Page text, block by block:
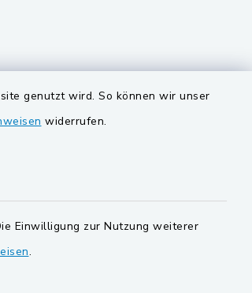
genutzt wird. So können wir unser
widerrufen.
Einwilligung zur Nutzung weiterer
.
VG und Gemeinden
Gemeinde Schwarzach bei Nabburg
Verwaltungsgemeinschaft
Schwarzenfeld